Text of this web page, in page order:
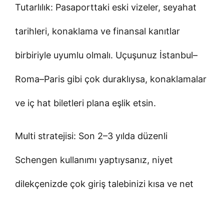
Tutarlılık: Pasaporttaki eski vizeler, seyahat
tarihleri, konaklama ve finansal kanıtlar
birbiriyle uyumlu olmalı. Uçuşunuz İstanbul–
Roma–Paris gibi çok duraklıysa, konaklamalar
ve iç hat biletleri plana eşlik etsin.
Multi stratejisi: Son 2–3 yılda düzenli
Schengen kullanımı yaptıysanız, niyet
dilekçenizde çok giriş talebinizi kısa ve net